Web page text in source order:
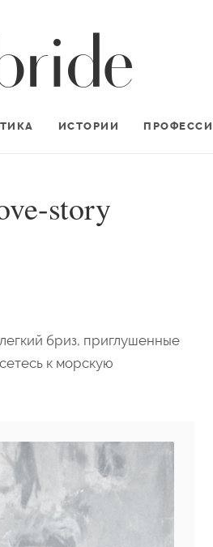
ИСТОРИИ
story
бриз, приглушенные
к морскую